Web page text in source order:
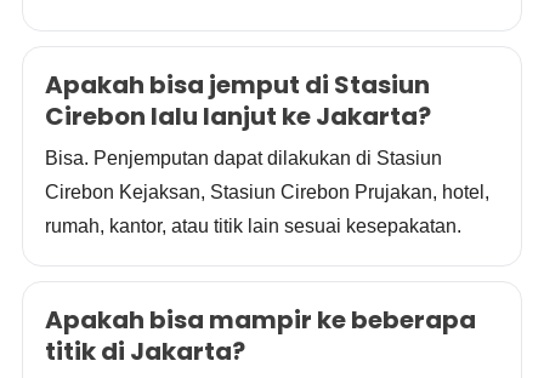
Apakah bisa jemput di Stasiun
Cirebon lalu lanjut ke Jakarta?
Bisa. Penjemputan dapat dilakukan di Stasiun
Cirebon Kejaksan, Stasiun Cirebon Prujakan, hotel,
rumah, kantor, atau titik lain sesuai kesepakatan.
Apakah bisa mampir ke beberapa
titik di Jakarta?